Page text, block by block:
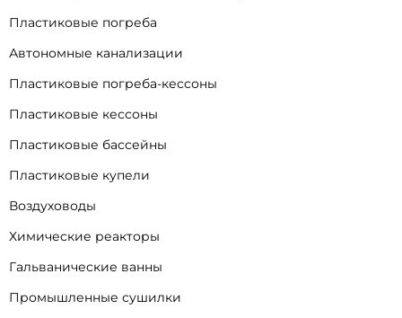
Пластиковые погреба
Автономные канализации
Пластиковые погреба-кессоны
Пластиковые кессоны
Пластиковые бассейны
Пластиковые купели
Воздуховоды
Химические реакторы
Гальванические ванны
Промышленные сушилки